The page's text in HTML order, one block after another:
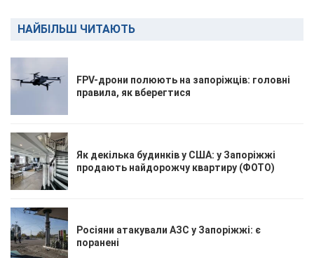
НАЙБІЛЬШ ЧИТАЮТЬ
FPV-дрони полюють на запоріжців: головні
правила, як вберегтися
Як декілька будинків у США: у Запоріжжі
продають найдорожчу квартиру (ФОТО)
Росіяни атакували АЗС у Запоріжжі: є
поранені